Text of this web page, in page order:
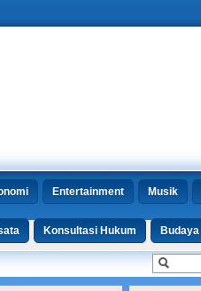
Entertainment Musik
Konsultasi Hukum Budaya